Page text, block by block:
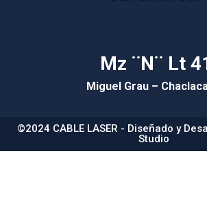
Mz ¨N¨ Lt
Miguel Grau –
©2024 CABLE LASER - Diseñado y
Studio